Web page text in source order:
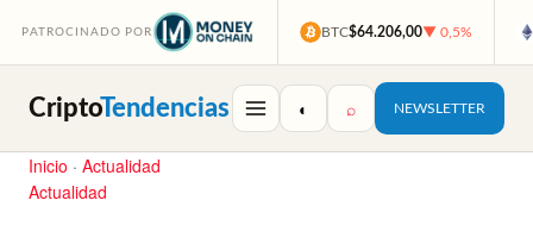
PATROCINADO POR BTC$64.206,00▼ 0,5%
CriptoTendencias ◐ ⌕ NEWSLETTER
Inicio · Actualidad
Actualidad